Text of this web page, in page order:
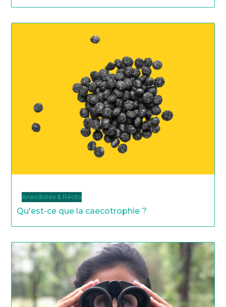
Anecdotes & Récits
Qu'est-ce que la caecotrophie ?